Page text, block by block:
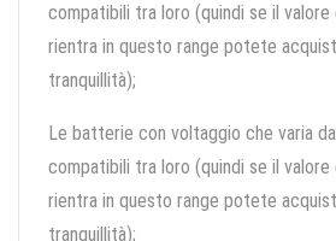
compatibili tra loro (quindi se il
rientra in questo range potete
tranquillità);
Le batterie con voltaggio che varia
compatibili tra loro (quindi se il
rientra in questo range potete
tranquillità);